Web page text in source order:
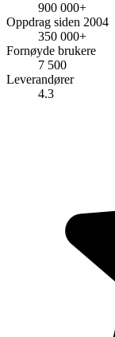
900 000+
Oppdrag siden 2004
350 000+
Fornøyde brukere
7 500
Leverandører
4.3